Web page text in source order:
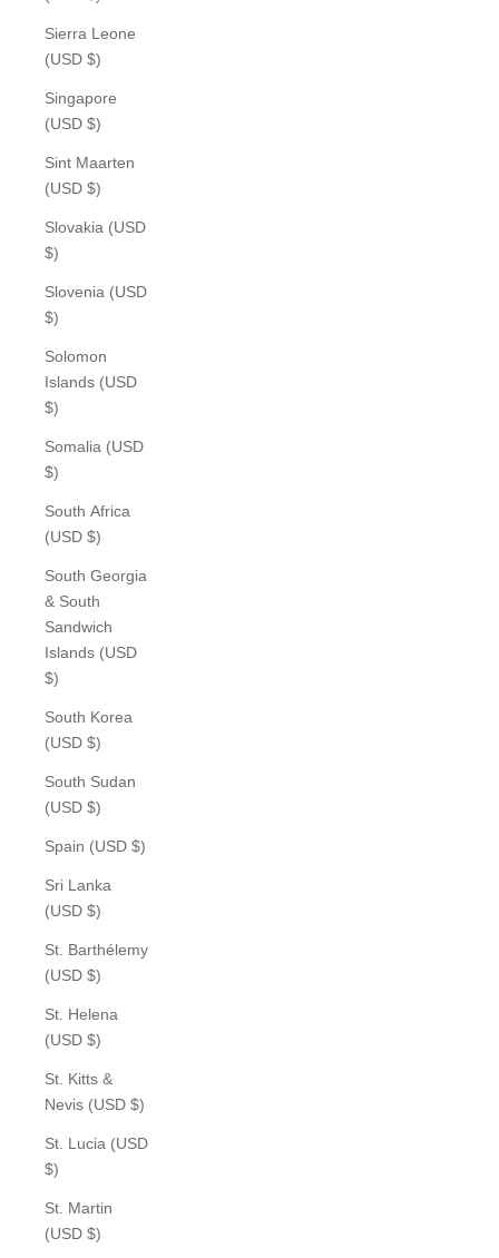
Sierra Leone
(USD $)
Singapore
(USD $)
Sint Maarten
(USD $)
Slovakia (USD
$)
Slovenia (USD
$)
Solomon
Islands (USD
$)
Somalia (USD
$)
South Africa
(USD $)
South Georgia
& South
Sandwich
Islands (USD
$)
South Korea
(USD $)
South Sudan
(USD $)
Spain (USD $)
Sri Lanka
(USD $)
St. Barthélemy
(USD $)
St. Helena
(USD $)
St. Kitts &
Nevis (USD $)
St. Lucia (USD
$)
St. Martin
(USD $)